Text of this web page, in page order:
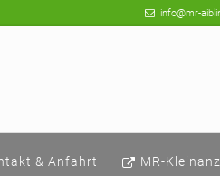
info@mr-
& Anfahrt MR-